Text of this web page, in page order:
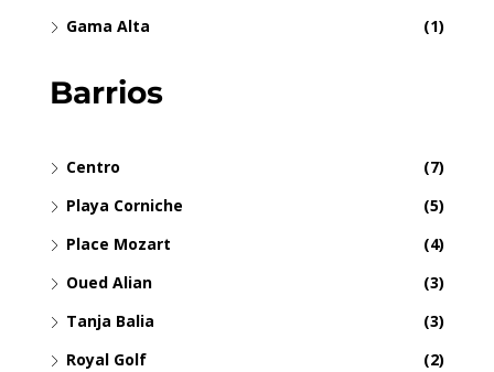
Gama Alta
(1)
Barrios
Centro
(7)
Playa Corniche
(5)
Place Mozart
(4)
Oued Alian
(3)
Tanja Balia
(3)
Royal Golf
(2)